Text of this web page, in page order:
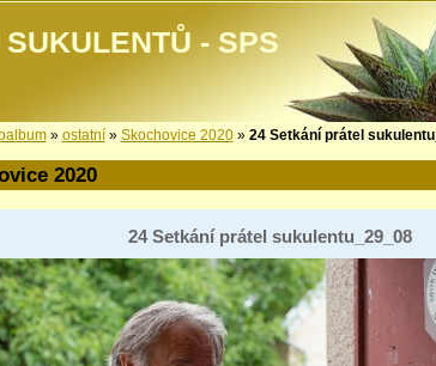
- SPS
» ostatní» Skochovice 2020» 24 Setkání prátel
2020
24 Setkání prátel sukulentu_29_08